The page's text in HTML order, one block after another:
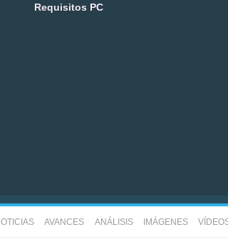
Requisitos PC
AVANCES ANÁLISIS IMÁGENES